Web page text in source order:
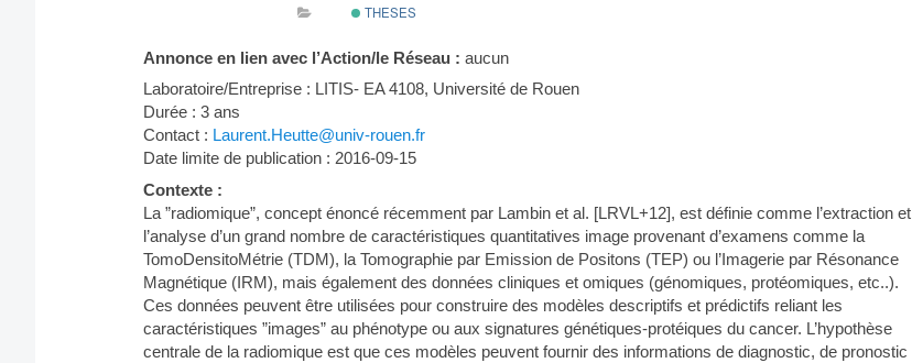
THESES
Annonce en lien avec l’Action/le Réseau : aucun
Laboratoire/Entreprise : LITIS- EA 4108, Université de Rouen
Durée : 3 ans
Contact : Laurent.Heutte@univ-rouen.fr
Date limite de publication : 2016-09-15
Contexte :
La ”radiomique”, concept énoncé récemment par Lambin et al. [LRVL+12], est définie comme l’extraction et
l’analyse d’un grand nombre de caractéristiques quantitatives image provenant d’examens comme la
TomoDensitoMétrie (TDM), la Tomographie par Emission de Positons (TEP) ou l’Imagerie par Résonance
Magnétique (IRM), mais également des données cliniques et omiques (génomiques, protéomiques, etc..).
Ces données peuvent être utilisées pour construire des modèles descriptifs et prédictifs reliant les
caractéristiques ”images” au phénotype ou aux signatures génétiques-protéiques du cancer. L’hypothèse
centrale de la radiomique est que ces modèles peuvent fournir des informations de diagnostic, de pronostic